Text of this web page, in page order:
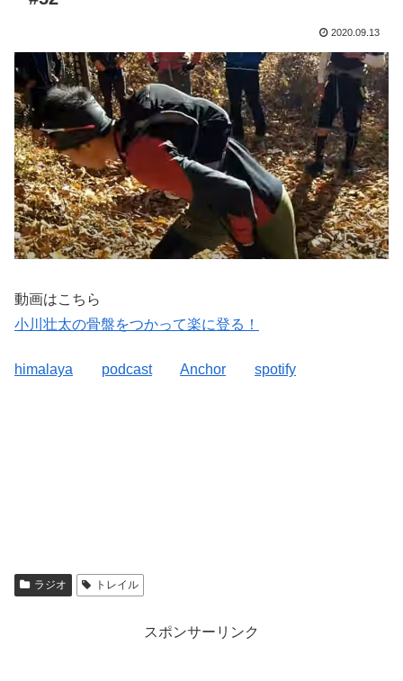
2020.09.13
動画はこちら
小川壮太の骨盤をつかって楽に登る！
himalaya podcast Anchor spotify
ラジオ トレイル
スポンサーリンク